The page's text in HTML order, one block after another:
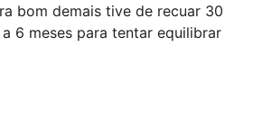
bom demais tive de recuar 30
6 meses para tentar equilibrar